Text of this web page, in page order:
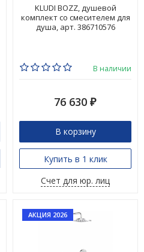
KLUDI BOZZ, душевой
комплект со смесителем для
душа, арт. 386710576
В наличии
76 630 ₽
В корзину
Купить в 1 клик
Счет для юр. лиц
АКЦИЯ 2026